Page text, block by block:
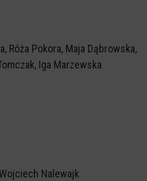
Róża Pokora, Maja Dąbrowska,
Iga Marzewska
Nalewajk